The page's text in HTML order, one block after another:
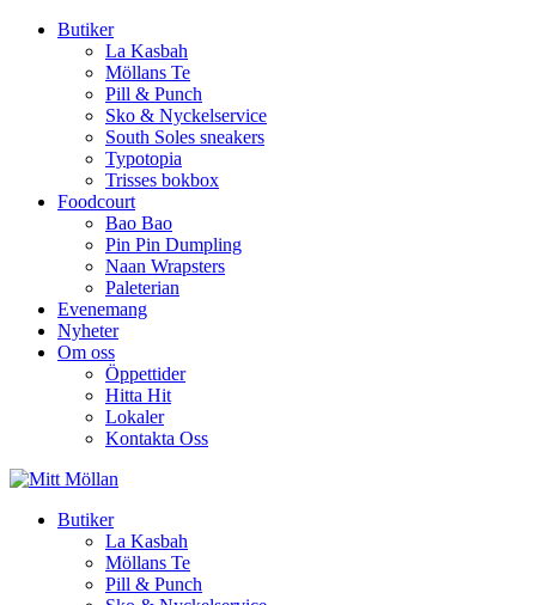
Butiker
La Kasbah
Möllans Te
Pill & Punch
Sko & Nyckelservice
South Soles sneakers
Typotopia
Trisses bokbox
Foodcourt
Bao Bao
Pin Pin Dumpling
Naan Wrapsters
Paleterian
Evenemang
Nyheter
Om oss
Öppettider
Hitta Hit
Lokaler
Kontakta Oss
Butiker
La Kasbah
Möllans Te
Pill & Punch